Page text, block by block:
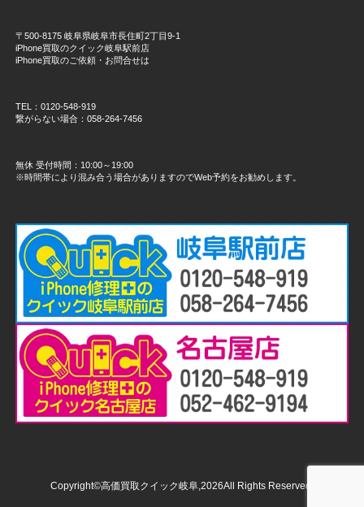
〒500-8175 岐阜県岐阜市長住町2丁目9-1
iPhone買取のクイック岐阜駅前店
iPhone買取のご依頼・お問合せは
TEL：0120-548-919
繋がらない場合：058-264-7456
無休 受付時間：10:00～19:00
※時間帯により混み合う場合がありますのでWeb予約をお勧めします。
Copyright©高価買取クイック岐阜,2026All Rights Reserved.